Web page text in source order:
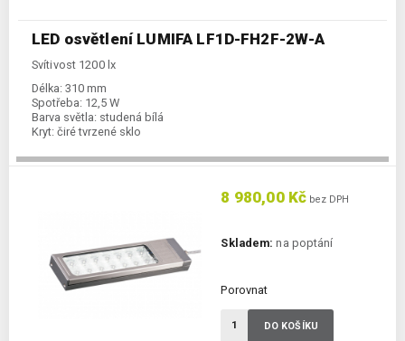
LED osvětlení LUMIFA LF1D-FH2F-2W-A
Svítivost 1200 lx
Délka: 310 mm
Spotřeba: 12,5 W
Barva světla: studená bílá
Kryt: čiré tvrzené sklo
8 980,00 Kč bez DPH
Skladem: na poptání
Porovnat
DO KOŠÍKU